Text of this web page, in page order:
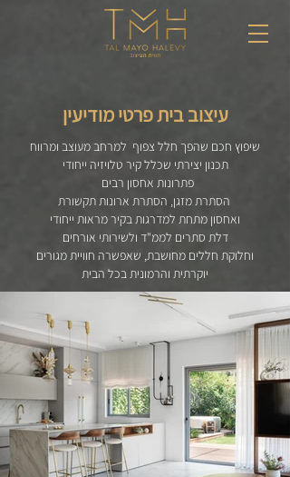
עיצוב בית פרטימודיעין
שיפוץ חכם שהפך חלל צפוף למרחב מעוצב ומרווח
תכנון יצירתי שכלל קיר טלויזיה ייחודי
פתרונות אחסון רבים
הסתרת מזגן, הסתרת ארונות תקשורת
ואחסון מתחת למדרגות בקיר מראות ייחודי
דלת סתרים לממ"ד ולשירותי אורחים
וחלוקת חללים מחושבת, שאפשרה חוויית מגורים
יוקרתית והרמונית בכל הבית